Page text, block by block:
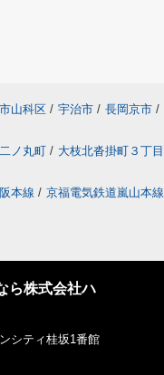
山科区 / 宇治市 / 長岡京市 /
ノ丸町 / 大枝北沓掛町３丁目
本線 / 京福電気鉄道嵐山本線
ら株式会社ハ
シティ桂坂1番館